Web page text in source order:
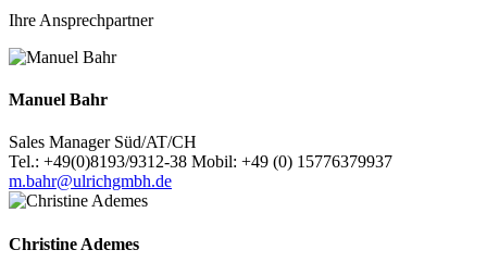
Ihre Ansprechpartner
Manuel Bahr
Sales Manager Süd/AT/CH
Tel.: +49(0)8193/9312-38 Mobil: +49 (0) 15776379937
m.bahr@ulrichgmbh.de
Christine Ademes